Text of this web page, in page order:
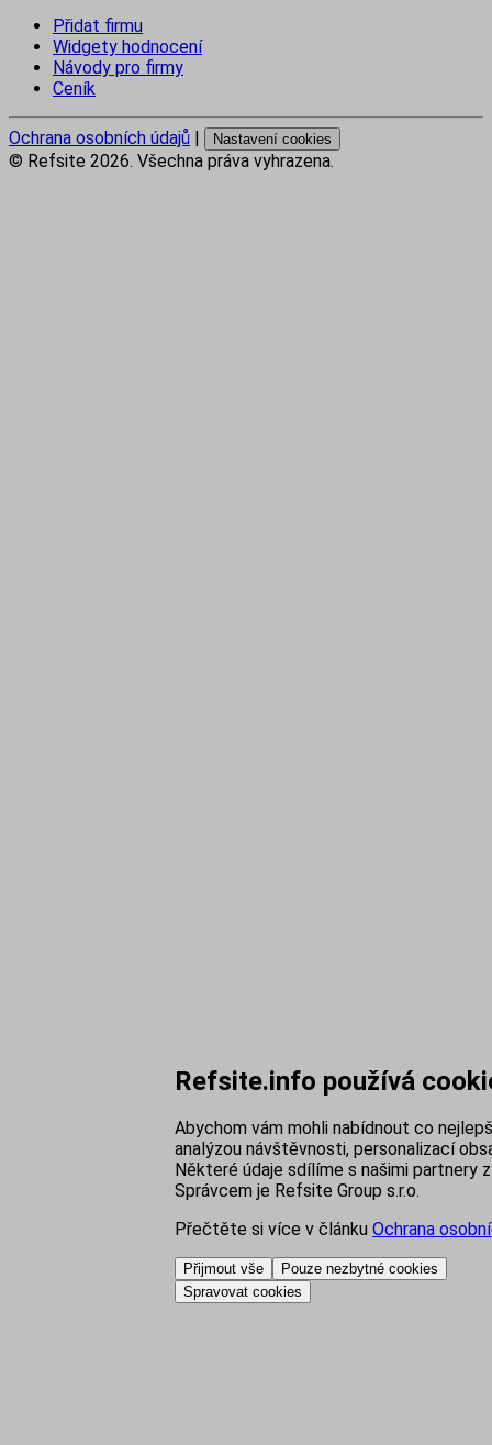
Přidat firmu
Widgety hodnocení
Návody pro firmy
Ceník
Ochrana osobních údajů | Nastavení cookies
© Refsite 2026. Všechna práva vyhrazena.
Refsite.info používá
Abychom vám mohli nabídnout co
analýzou návštěvnosti, personalizací
Některé údaje sdílíme s našimi partnery
Správcem je Refsite Group s.r.o.
Přečtěte si více v článku Ochrana
Přijmout vše
Pouze nezbytné cookies
Spravovat cookies